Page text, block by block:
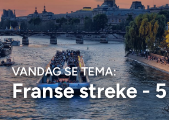
VANDAG SE TEMA:
Franse streke - 5